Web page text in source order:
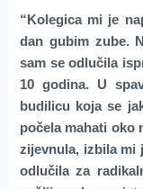
“Kolegica mi je
dan gubim zube.
sam se odlučila
10 godina. U
budilicu koja se
počela mahati oko
zijevnula, izbila mi
odlučila za